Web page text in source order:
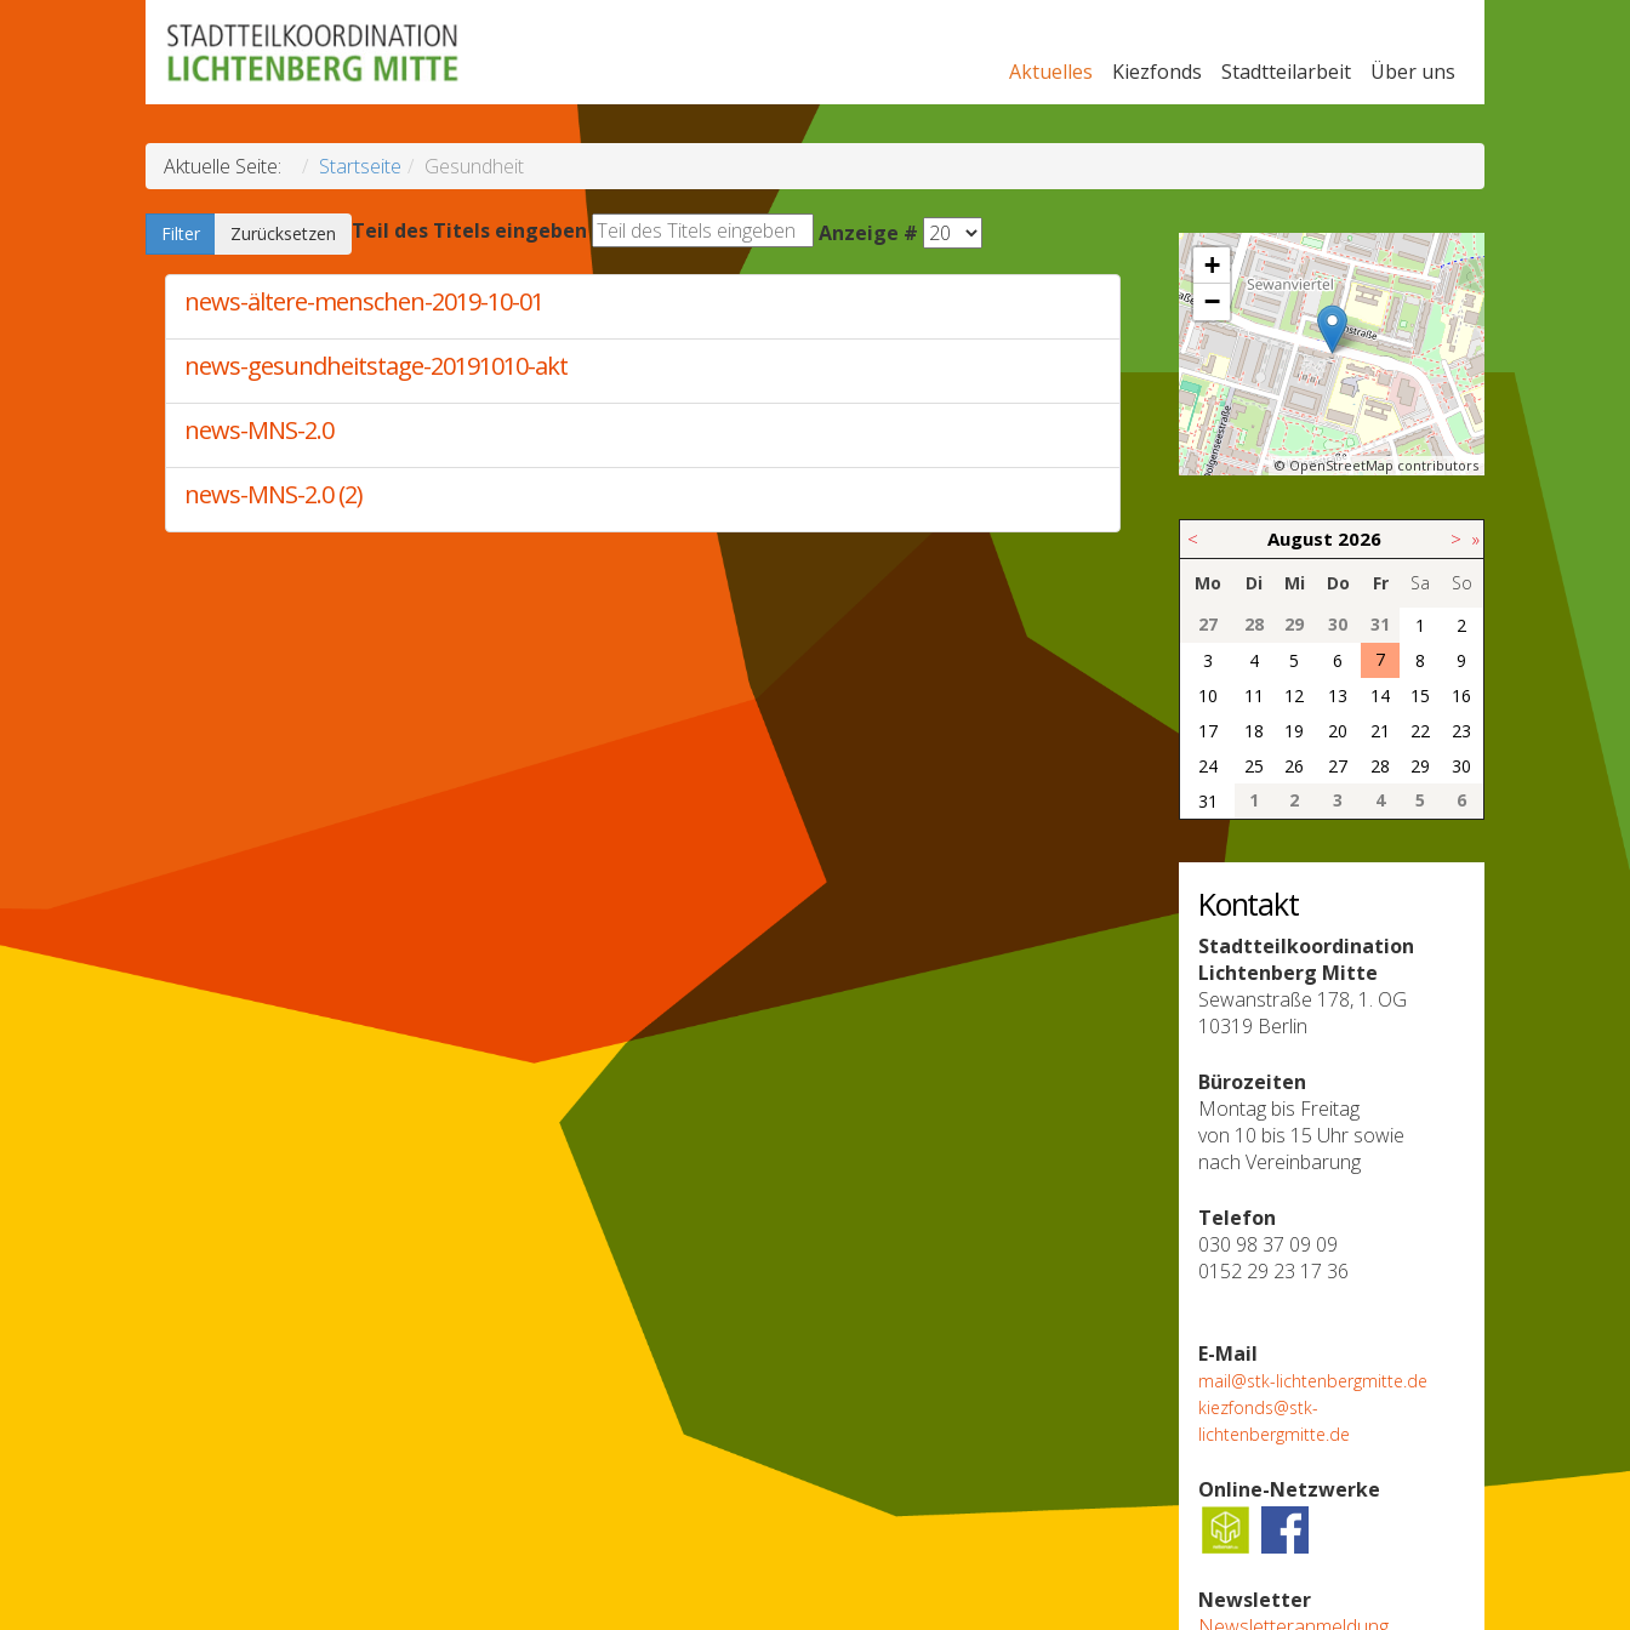
Aktuelles Kiezfonds Stadtteilarbeit Über uns
Aktuelle Seite: Startseite Gesundheit
Teil des Titels eingeben
Filter Zurücksetzen Anzeige #
news-ältere-menschen-2019-10-01
news-gesundheitstage-20191010-akt
news-MNS-2.0
news-MNS-2.0 (2)
+
−
© OpenStreetMap contributors
< August 2026 > »
Mo Di Mi Do Fr Sa
So
27
28 29 30 31 1
2
3
4 5 6 7 8
9
10
11 12 13 14 15
16
17
18 19 20 21 22
23
24
25 26 27 28 29
30
31
1 2 3 4 5 6
Kontakt
Stadtteilkoordination
Lichtenberg Mitte
Sewanstraße 178, 1. OG
10319 Berlin
Bürozeiten
Montag bis Freitag
von 10 bis 15 Uhr sowie
nach Vereinbarung
Telefon
030 98 37 09 09
0152 29 23 17 36
E-Mail
mail@stk-lichtenbergmitte.de
kiezfonds@stk-
lichtenbergmitte.de
Online-Netzwerke
Newsletter